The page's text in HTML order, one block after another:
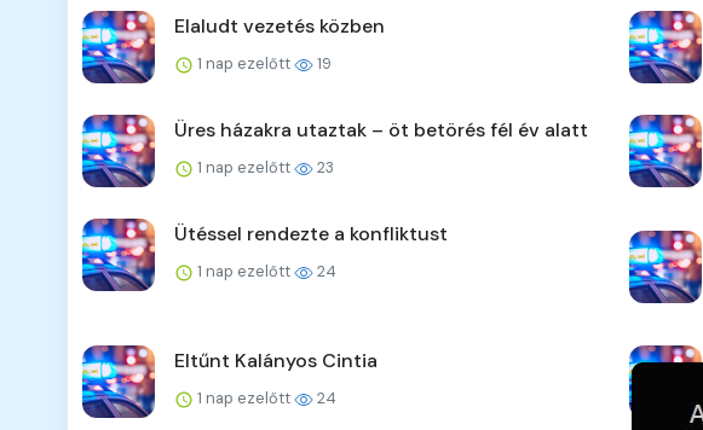
Elaludt vezetés közben
1 nap ezelőtt 19
Üres házakra utaztak – öt betörés fél év alatt
1 nap ezelőtt 23
Ütéssel rendezte a konfliktust
1 nap ezelőtt 24
Eltűnt Kalányos Cintia
1 nap ezelőtt 24